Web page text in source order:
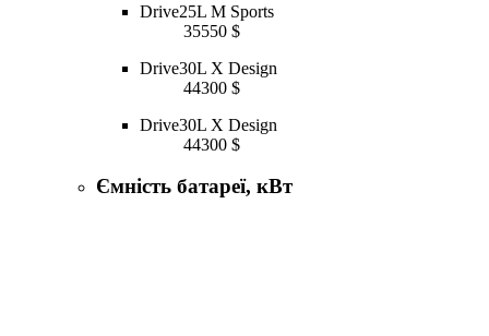
Drive25L M Sports
35550 $
Drive30L X Design
44300 $
Drive30L X Design
44300 $
Ємність батареї, кВт